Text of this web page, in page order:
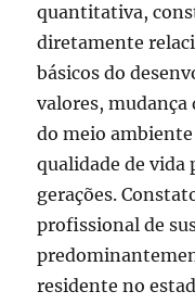
quantitativa,
diretamente
básicos do
valores, mudança
do meio
qualidade de vida
gerações.
profissional de
residente no